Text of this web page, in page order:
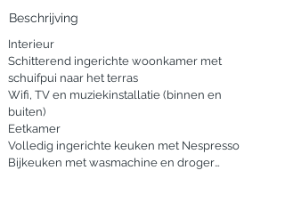
Beschrijving
Interieur
Schitterend ingerichte woonkamer met
schuifpui naar het terras
Wifi, TV en muziekinstallatie (binnen en
buiten)
Eetkamer
Volledig ingerichte keuken met Nespresso
Bijkeuken met wasmachine en droger